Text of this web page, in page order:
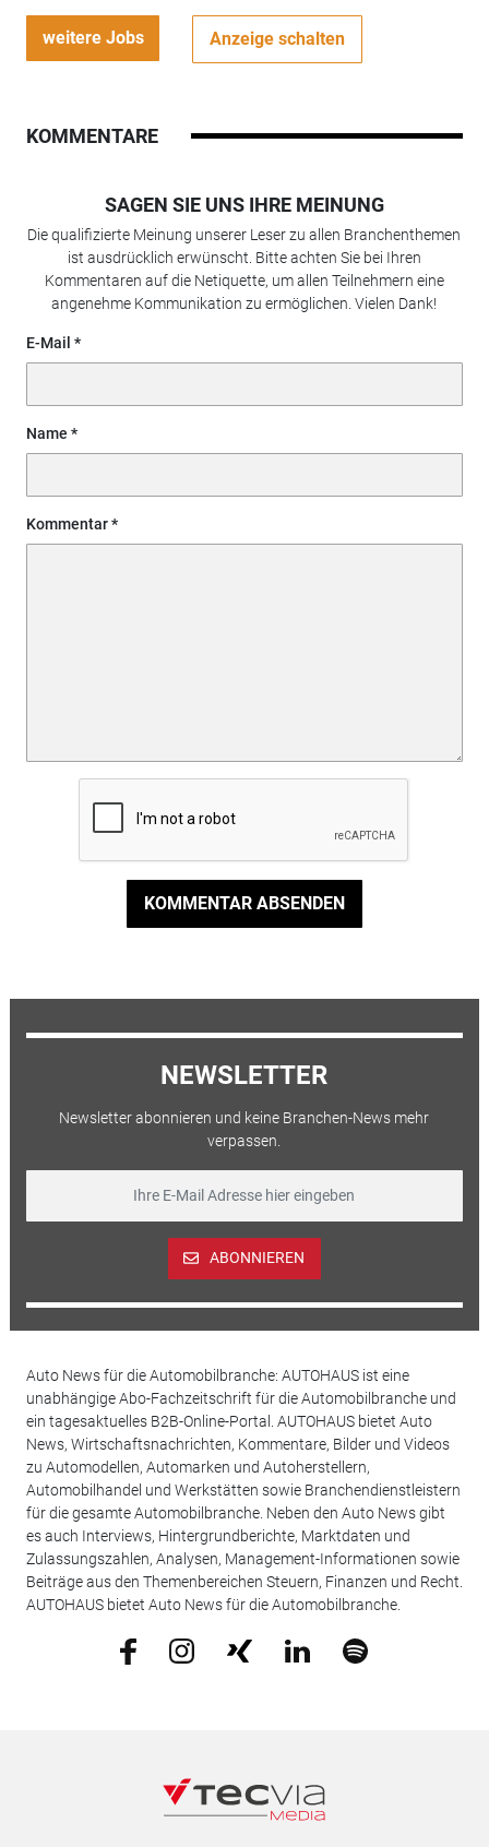
weitere Jobs Anzeige schalten
KOMMENTARE
SAGEN SIE UNS IHRE MEINUNG
Die qualifizierte Meinung unserer Leser zu allen Branchenthemen
ist ausdrücklich erwünscht. Bitte achten Sie bei Ihren
Kommentaren auf die Netiquette, um allen Teilnehmern eine
angenehme Kommunikation zu ermöglichen. Vielen Dank!
E-Mail
Name
Kommentar
KOMMENTAR ABSENDEN
NEWSLETTER
Newsletter abonnieren und keine Branchen-News mehr
verpassen.
ABONNIEREN
Auto News für die Automobilbranche: AUTOHAUS ist eine
unabhängige Abo-Fachzeitschrift für die Automobilbranche und
ein tagesaktuelles B2B-Online-Portal. AUTOHAUS bietet Auto
News, Wirtschaftsnachrichten, Kommentare, Bilder und Videos
zu Automodellen, Automarken und Autoherstellern,
Automobilhandel und Werkstätten sowie Branchendienstleistern
für die gesamte Automobilbranche. Neben den Auto News gibt
es auch Interviews, Hintergrundberichte, Marktdaten und
Zulassungszahlen, Analysen, Management-Informationen sowie
Beiträge aus den Themenbereichen Steuern, Finanzen und Recht.
AUTOHAUS bietet Auto News für die Automobilbranche.